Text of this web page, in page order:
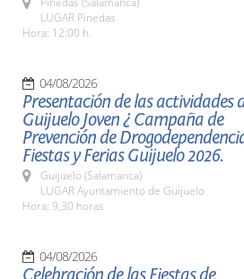
LUGAR Pinedas
Hora: 12:00 h.
04/08/2026
Presentación de las actividades
Guijuelo Joven ¿ Campaña de
Prevención de
Fiestas y Ferias Guijuelo 2026.
Guijuelo (Salamanca)
LUGAR Ayuntamiento de Guijuelo
Hora: 9,30 horas
04/08/2026